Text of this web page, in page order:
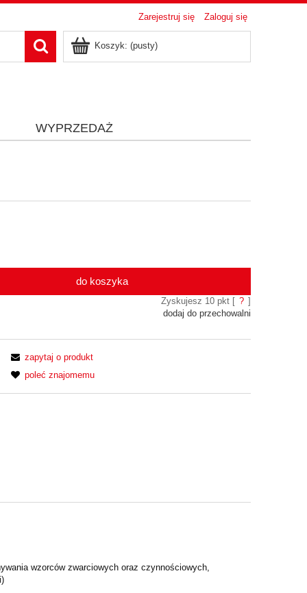
Zarejestruj się Zaloguj się
Koszyk: (pusty)
WYPRZEDAŻ
do koszyka
Zyskujesz 10pkt [ ? ]
dodaj do przechowalni
zapytaj o produkt
poleć znajomemu
wzorców zwarciowych oraz czynnościowych,